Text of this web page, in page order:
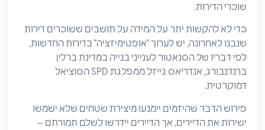
שוכרי הדירות.
כדי לא להקשות יתר על המידה על תושבים ששוכרים דירות
שנבנו לאחרונה, יש לערוך "אופטימיזציה" בדירות החדשות,
לפי דבריו של הסנאטור לענייני בנייה במדינת ברלין
ברנדנבורג, אנדריאס גייזל ממפלגת SPD הסוציאל
דמוקרטית.
פירוש הדבר שהיזמים יימנעו מיצירת שטחים שלא ישמשו
ישירות את הדיירים, אך הדיירים יידרשו לשלם תמורתם –